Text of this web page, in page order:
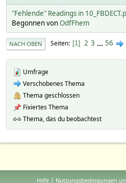
"Fehlende" Readings in
Begonnen vonOdfFhem
NACH OBEN Seiten 1 2 3 ... 56
Umfrage
Verschobenes Thema
Thema geschlossen
Fixiertes Thema
Thema, das du beobachtest
Hilfe | Nutzungsbedingungen